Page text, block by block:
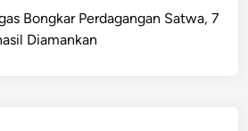
Bongkar Perdagangan Satwa, 7
Diamankan